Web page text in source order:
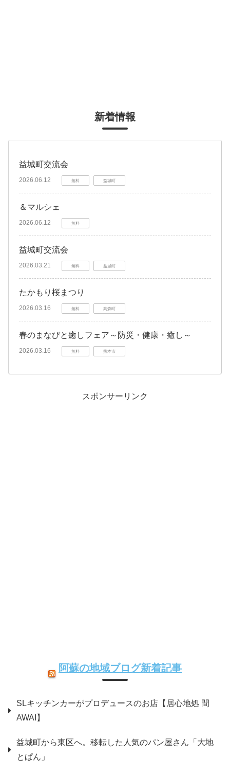
新着情報
益城町交流会
2026.06.12 無料 益城町
＆マルシェ
2026.06.12 無料
益城町交流会
2026.03.21 無料 益城町
たかもり桜まつり
2026.03.16 無料 高森町
春のまなびと癒しフェア～防災・健康・癒し～
2026.03.16 無料 熊本市
スポンサーリンク
阿蘇の地域ブログ新着記事
SLキッチンカーがプロデュースのお店【居心地処 間
AWAI】
益城町から東区へ。移転した人気のパン屋さん「大地
とぱん」